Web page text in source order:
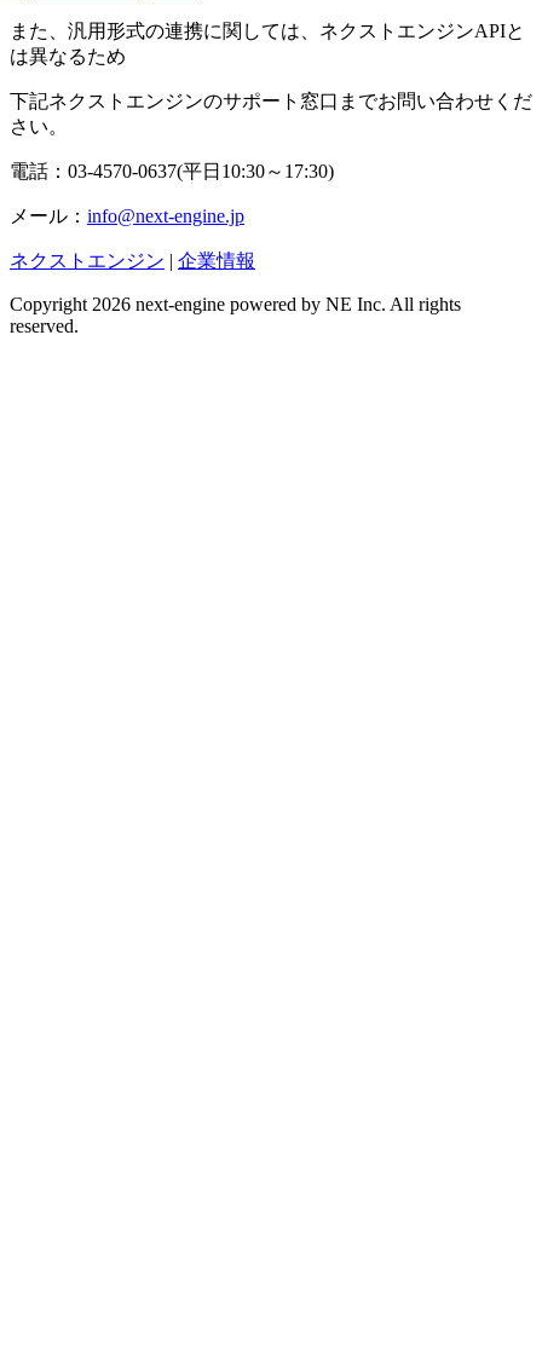
また、汎用形式の連携に関しては、ネクストエンジンAPIと
は異なるため
下記ネクストエンジンのサポート窓口までお問い合わせくだ
さい。
電話：03-4570-0637(平日10:30～17:30)
メール： info@next-engine.jp
ネクストエンジン | 企業情報
Copyright 2026 next-engine powered by NE Inc. All rights
reserved.